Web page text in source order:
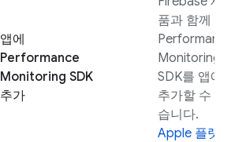
앱에
Performance
Monitoring SDK
추가
품과 함께
Performance
Monitoring
SDK를 앱에
추가할 수 있
습니다.
Apple 플랫폼